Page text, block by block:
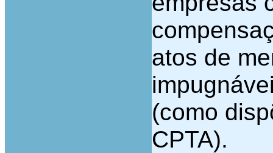
atos de
(como
CPTA).